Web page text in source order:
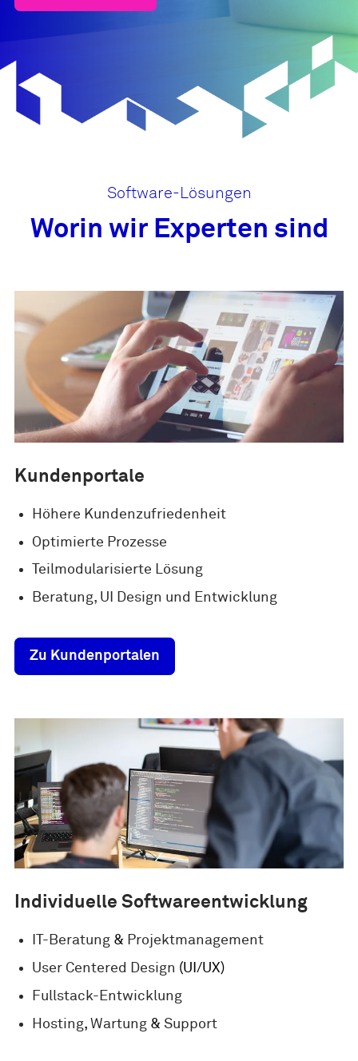
Software-Lösungen
Worin wir Experten sind
Kundenportale
Höhere Kundenzufriedenheit
Optimierte Prozesse
Teilmodularisierte Lösung
Beratung, UI Design und Entwicklung
Zu Kundenportalen
Individuelle Softwareentwicklung
IT-Beratung& Projektmanagement
User Centered Design (UI/UX)
Fullstack-Entwicklung
Hosting, Wartung& Support